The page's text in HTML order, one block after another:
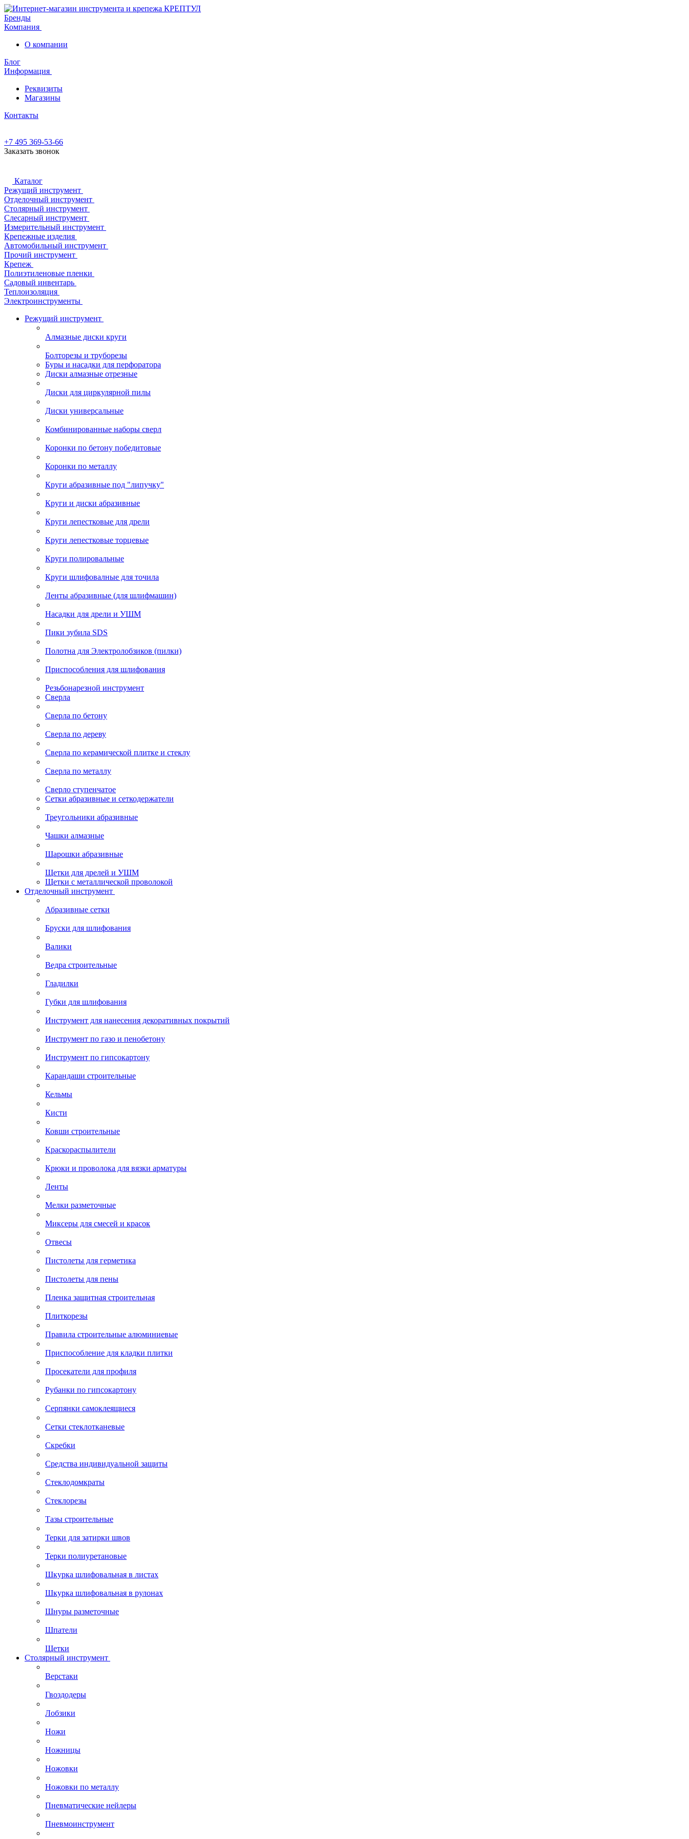
Бренды
Компания
О компании
Блог
Информация
Реквизиты
Магазины
Контакты
+7 495 369-53-66
Заказать звонок
Каталог
Режущий инструмент
Отделочный инструмент
Столярный инструмент
Слесарный инструмент
Измерительный инструмент
Крепежные изделия
Автомобильный инструмент
Прочий инструмент
Крепеж
Полиэтиленовые пленки
Садовый инвентарь
Теплоизоляция
Электроинструменты
Режущий инструмент
Алмазные диски круги
Болторезы и труборезы
Буры и насадки для перфоратора
Диски алмазные отрезные
Диски для циркулярной пилы
Диски универсальные
Комбинированные наборы сверл
Коронки по бетону победитовые
Коронки по металлу
Круги абразивные под "липучку"
Круги и диски абразивные
Круги лепестковые для дрели
Круги лепестковые торцевые
Круги полировальные
Круги шлифовалные для точила
Ленты абразивные (для шлифмашин)
Насадки для дрели и УШМ
Пики зубила SDS
Полотна для Электролобзиков (пилки)
Приспособления для шлифования
Резьбонарезной инструмент
Сверла
Сверла по бетону
Сверла по дереву
Сверла по керамической плитке и стеклу
Сверла по металлу
Сверло ступенчатое
Сетки абразивные и сеткодержатели
Треугольники абразивные
Чашки алмазные
Шарошки абразивные
Щетки для дрелей и УШМ
Щетки с металлической проволокой
Отделочный инструмент
Абразивные сетки
Бруски для шлифования
Валики
Ведра строительные
Гладилки
Губки для шлифования
Инструмент для нанесения декоративных покрытий
Инструмент по газо и пенобетону
Инструмент по гипсокартону
Карандаши строительные
Кельмы
Кисти
Ковши строительные
Краскораспылители
Крюки и проволока для вязки арматуры
Ленты
Мелки разметочные
Миксеры для смесей и красок
Отвесы
Пистолеты для герметика
Пистолеты для пены
Пленка защитная строительная
Плиткорезы
Правила строительные алюминиевые
Приспособление для кладки плитки
Просекатели для профиля
Рубанки по гипсокартону
Серпянки самоклеящиеся
Сетки стеклотканевые
Скребки
Средства индивидуальной защиты
Стеклодомкраты
Стеклорезы
Тазы строительные
Терки для затирки швов
Терки полиуретановые
Шкурка шлифовальная в листах
Шкурка шлифовальная в рулонах
Шнуры разметочные
Шпатели
Щетки
Столярный инструмент
Верстаки
Гвоздодеры
Лобзики
Ножи
Ножницы
Ножовки
Ножовки по металлу
Пневматические нейлеры
Пневмоинструмент